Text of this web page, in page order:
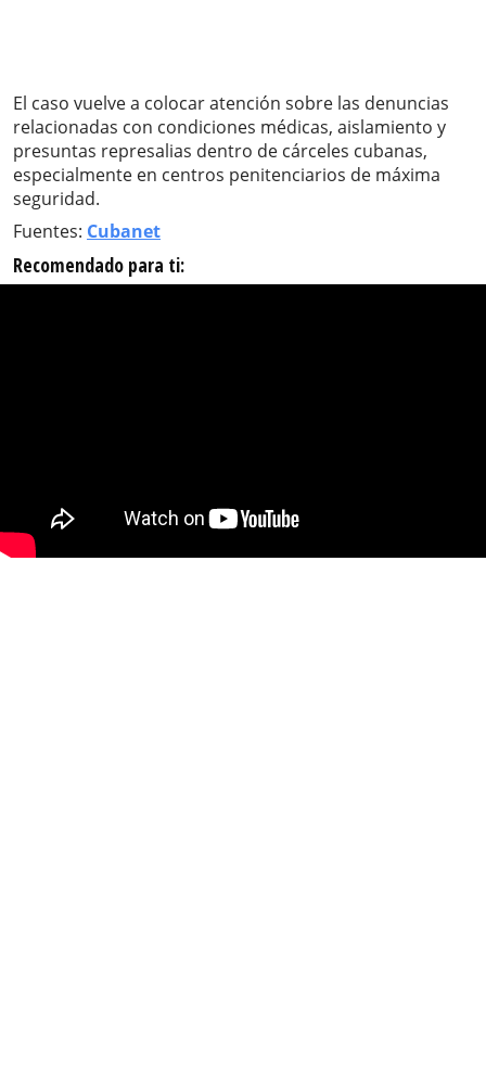
El caso vuelve a colocar atención sobre las denuncias
relacionadas con condiciones médicas, aislamiento y
presuntas represalias dentro de cárceles cubanas,
especialmente en centros penitenciarios de máxima
seguridad.
Fuentes: Cubanet
Recomendado para ti: